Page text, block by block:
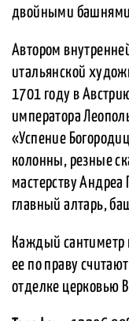
двойными
Автором
итальянской
1701 году в
императора
«Успение
колонны, резные
мастерству
главный алтарь,
Каждый сантиметр
ее по праву
отделке церковью